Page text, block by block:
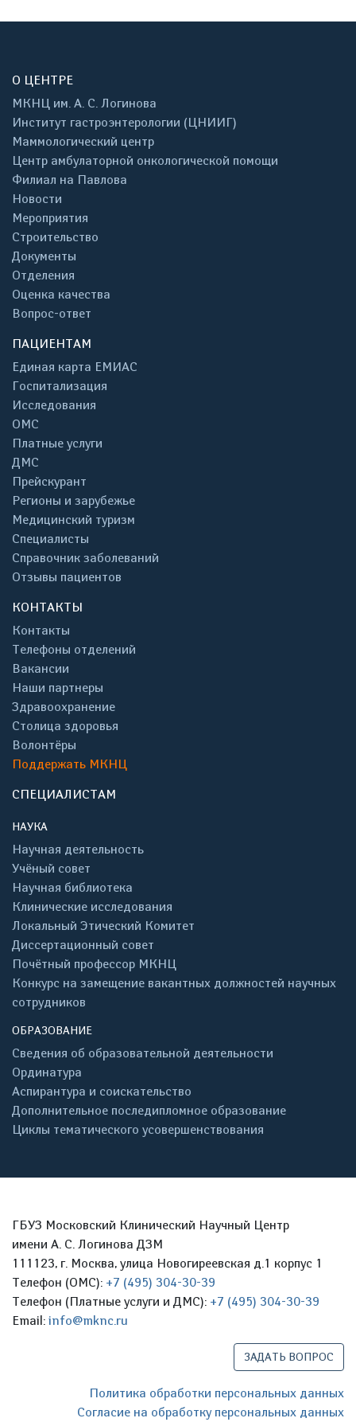
О ЦЕНТРЕ
МКНЦ им. А. С. Логинова
Институт гастроэнтерологии (ЦНИИГ)
Маммологический центр
Центр амбулаторной онкологической помощи
Филиал на Павлова
Новости
Мероприятия
Строительство
Документы
Отделения
Оценка качества
Вопрос-ответ
ПАЦИЕНТАМ
Единая карта ЕМИАС
Госпитализация
Исследования
ОМС
Платные услуги
ДМС
Прейскурант
Регионы и зарубежье
Медицинский туризм
Специалисты
Справочник заболеваний
Отзывы пациентов
КОНТАКТЫ
Контакты
Телефоны отделений
Вакансии
Наши партнеры
Здравоохранение
Столица здоровья
Волонтёры
Поддержать МКНЦ
СПЕЦИАЛИСТАМ
НАУКА
Научная деятельность
Учёный совет
Научная библиотека
Клинические исследования
Локальный Этический Комитет
Диссертационный совет
Почётный профессор МКНЦ
Конкурс на замещение вакантных должностей научных
сотрудников
ОБРАЗОВАНИЕ
Сведения об образовательной деятельности
Ординатура
Аспирантура и соискательство
Дополнительное последипломное образование
Циклы тематического усовершенствования
ГБУЗ Московский Клинический Научный Центр
имени А. С. Логинова ДЗМ
111123, г. Москва, улица Новогиреевская д.1 корпус 1
Телефон (ОМС): +7 (495) 304-30-39
Телефон (Платные услуги и ДМС): +7 (495) 304-30-39
Email: info@mknc.ru
ЗАДАТЬ ВОПРОС
Политика обработки персональных данных
Согласие на обработку персональных данных